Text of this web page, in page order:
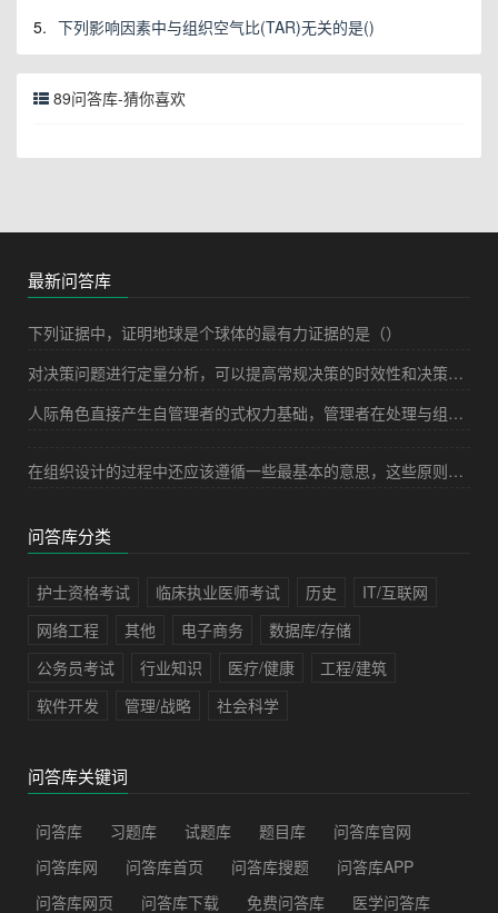
5. 下列影响因素中与组织空气比(TAR)无关的是()
89问答库-猜你喜欢
最新问答库
下列证据中，证明地球是个球体的最有力证据的是（）
对决策问题进行定量分析，可以提高常规决策的时效性和决策的准确性。运用定量决策方法进行决策也是决策方法科学化的重要标志。定量决策的方法主要包括（）。
人际角色直接产生自管理者的式权力基础，管理者在处理与组织成员和其他利益相关者的关系时，他们就在扮演人际角色。人际角色又包括（）。
在组织设计的过程中还应该遵循一些最基本的意思，这些原则都是在长期管理实践中的经验积累的结果。下列哪项属于组织设计的原则（）。
问答库分类
护士资格考试 临床执业医师考试 历史
IT/互联网
网络工程
其他 电子商务
数据库/存储
公务员考试
行业知识 医疗/健康
工程/建筑
软件开发
管理/战略 社会科学
问答库关键词
问答库 习题库 试题库 题目库
问答库官网
问答库网
问答库首页 问答库搜题
问答库APP
问答库网页
问答库下载 免费问答库 医学问答库